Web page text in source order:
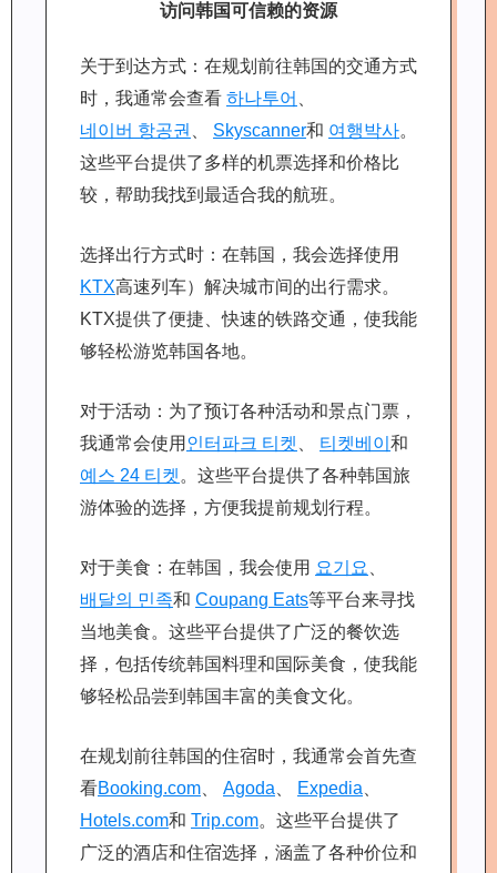
访问韩国可信赖的资源
关于到达方式：在规划前往韩国的交通方式
时，我通常会查看 하나투어
네이버 항공권
Skyscanner和 여행박사。
这些平台提供了多样的机票选择和价格比
较，帮助我找到最适合我的航班。
选择出行方式时：在韩国，我会选择使用
KTX高速列车）解决城市间的出行需求。
KTX提供了便捷、快速的铁路交通，使我能
够轻松游览韩国各地。
对于活动：为了预订各种活动和景点门票，
我通常会使用 인터파크 티켓 티켓베이 和
예스 24 티켓 。这些平台提供了各种韩国旅
游体验的选择，方便我提前规划行程。
对于美食：在韩国，我会使用 요기요
배달의 민족和 Coupang Eats等平台来寻找
当地美食。这些平台提供了广泛的餐饮选
择，包括传统韩国料理和国际美食，使我能
够轻松品尝到韩国丰富的美食文化。
在规划前往韩国的住宿时，我通常会首先查
看Booking.com Agoda Expedia
Hotels.com和 Trip.com。这些平台提供了
广泛的酒店和住宿选择，涵盖了各种价位和